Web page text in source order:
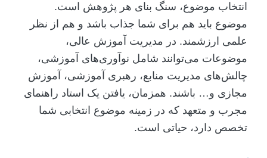
انتخاب موضوع، سنگ بنای هر پژوهش است.
موضوع باید هم برای شما جذاب باشد و هم از نظر
علمی ارزشمند. در مدیریت آموزش عالی،
موضوعات می‌توانند شامل نوآوری‌های آموزشی،
چالش‌های مدیریت منابع، رهبری آموزشی، آموزش
مجازی و… باشند. همزمان، یافتن یک استاد راهنمای
مجرب و متعهد که در زمینه موضوع انتخابی شما
تخصص دارد، حیاتی است.